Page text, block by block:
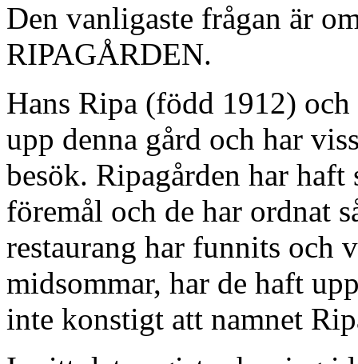
Den vanligaste frågan är
RIPAGÅRDEN.
Hans Ripa (född 1912)
upp denna gård och har
besök. Ripagården har haft
föremål och de har ordnat
restaurang har funnits och
midsommar, har de haft
inte konstigt att namnet